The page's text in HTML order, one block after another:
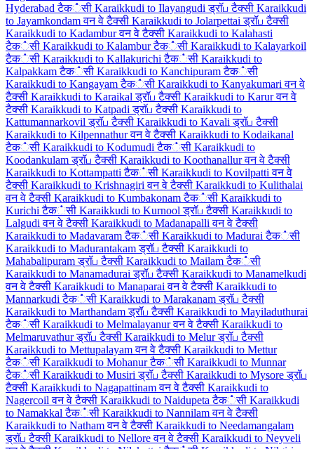
Hyderabad टैक்सी Karaikkudi to Ilayangudi ड्रॉப टैक्सी Karaikkudi
to Jayamkondam वन वे टैक्सी Karaikkudi to Jolarpettai ड्रॉப टैक्सी
Karaikkudi to Kadambur वन वे टैक्सी Karaikkudi to Kalahasti
टैक்सी Karaikkudi to Kalambur टैक்सी Karaikkudi to Kalayarkoil
टैक்सी Karaikkudi to Kallakurichi टैक்सी Karaikkudi to
Kalpakkam टैक்सी Karaikkudi to Kanchipuram टैक்सी
Karaikkudi to Kangayam टैक்सी Karaikkudi to Kanyakumari वन वे
टैक्सी Karaikkudi to Karaikal ड्रॉப टैक्सी Karaikkudi to Karur वन वे
टैक्सी Karaikkudi to Katpadi ड्रॉப टैक्सी Karaikkudi to
Kattumannarkovil ड्रॉப टैक्सी Karaikkudi to Kavali ड्रॉப टैक्सी
Karaikkudi to Kilpennathur वन वे टैक्सी Karaikkudi to Kodaikanal
टैक்सी Karaikkudi to Kodumudi टैक்सी Karaikkudi to
Koodankulam ड्रॉப टैक्सी Karaikkudi to Koothanallur वन वे टैक्सी
Karaikkudi to Kottampatti टैक்सी Karaikkudi to Kovilpatti वन वे
टैक्सी Karaikkudi to Krishnagiri वन वे टैक्सी Karaikkudi to Kulithalai
वन वे टैक्सी Karaikkudi to Kumbakonam टैक்सी Karaikkudi to
Kurichi टैक்सी Karaikkudi to Kurnool ड्रॉப टैक्सी Karaikkudi to
Lalgudi वन वे टैक्सी Karaikkudi to Madanapalli वन वे टैक्सी
Karaikkudi to Madavaram टैक்सी Karaikkudi to Madurai टैक்सी
Karaikkudi to Madurantakam ड्रॉப टैक्सी Karaikkudi to
Mahabalipuram ड्रॉப टैक्सी Karaikkudi to Mailam टैक்सी
Karaikkudi to Manamadurai ड्रॉப टैक्सी Karaikkudi to Manamelkudi
वन वे टैक्सी Karaikkudi to Manaparai वन वे टैक्सी Karaikkudi to
Mannarkudi टैक்सी Karaikkudi to Marakanam ड्रॉப टैक्सी
Karaikkudi to Marthandam ड्रॉப टैक्सी Karaikkudi to Mayiladuthurai
टैक்सी Karaikkudi to Melmalayanur वन वे टैक्सी Karaikkudi to
Melmaruvathur ड्रॉப टैक्सी Karaikkudi to Melur ड्रॉப टैक्सी
Karaikkudi to Mettupalayam वन वे टैक्सी Karaikkudi to Mettur
टैक்सी Karaikkudi to Mohanur टैक்सी Karaikkudi to Munnar
टैक்सी Karaikkudi to Musiri ड्रॉப टैक्सी Karaikkudi to Mysore ड्रॉப
टैक्सी Karaikkudi to Nagapattinam वन वे टैक्सी Karaikkudi to
Nagercoil वन वे टैक्सी Karaikkudi to Naidupeta टैक்सी Karaikkudi
to Namakkal टैक்सी Karaikkudi to Nannilam वन वे टैक्सी
Karaikkudi to Natham वन वे टैक्सी Karaikkudi to Needamangalam
ड्रॉப टैक्सी Karaikkudi to Nellore वन वे टैक्सी Karaikkudi to Neyveli